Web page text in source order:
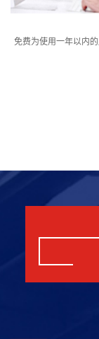
免费为使用一年以内